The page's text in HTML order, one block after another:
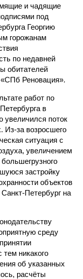
и чадящие
под
Георгию
горожанам
по недавней
обитателей
Реновация».
работ по
в
увеличился поток
Из-за возросшего
ситуация с
увеличением
застройку
объектов
Петербург на
среду
никакого
об указанных
расчёты